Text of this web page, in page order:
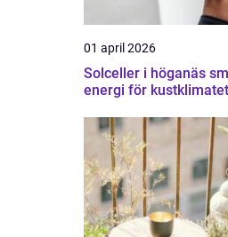
01 april 2026
Solceller i höganäs smart
energi för kustklimatet